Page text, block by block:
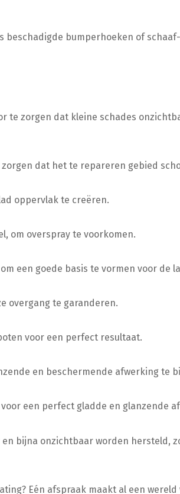
bumperhoeken of
te zorgen dat kleine schades
dat het te repareren gebied
oppervlak te creëren.
om overspray te voorkomen.
een goede basis te vormen voor de
overgang te garanderen.
voor een perfect resultaat.
en beschermende afwerking te
een perfect gladde en glanzende
bijna onzichtbaar worden hersteld,
Eén afspraak maakt al een